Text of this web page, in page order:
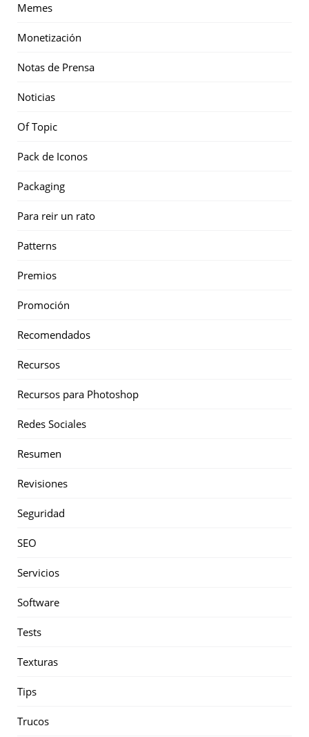
Memes
Monetización
Notas de Prensa
Noticias
Of Topic
Pack de Iconos
Packaging
Para reir un rato
Patterns
Premios
Promoción
Recomendados
Recursos
Recursos para Photoshop
Redes Sociales
Resumen
Revisiones
Seguridad
SEO
Servicios
Software
Tests
Texturas
Tips
Trucos